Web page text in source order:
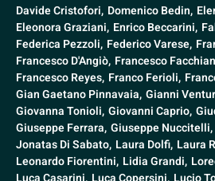
Davide Cristofori, Domenico Bedin,
Eleonora Graziani, Enrico Beccarini,
Federica Pezzoli, Federico Varese,
Francesco D'Angiò, Francesco
Francesco Reyes, Franco Ferioli,
Gian Gaetano Pinnavaia, Gianni
Giovanna Tonioli, Giovanni Caprio,
Giuseppe Ferrara, Giuseppe Nuccitelli,
Jonatas Di Sabato, Laura Dolfi, Laura
Leonardo Fiorentini, Lidia Grandi,